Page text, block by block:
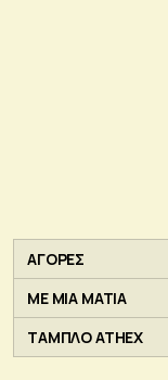
ΑΓΟΡΕΣ
ΜΕ ΜΙΑ ΜΑΤΙΑ
ΤΑΜΠΛΟ ATHEX